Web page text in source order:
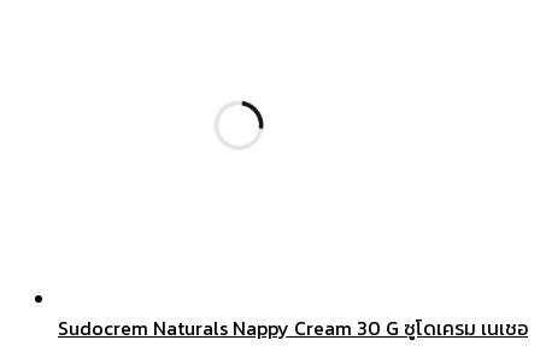
Sudocrem Naturals Nappy Cream 30 G ซูโดเครม เนเชอ